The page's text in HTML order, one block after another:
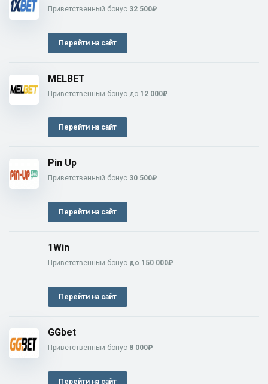
Приветственный бонус 32 500₽
Перейти на сайт
MELBET
Приветственный бонус до 12 000₽
Перейти на сайт
Pin Up
Приветственный бонус 30 500₽
Перейти на сайт
1Win
Приветственный бонус до 150 000₽
Перейти на сайт
GGbet
Приветственный бонус 8 000₽
Перейти на сайт